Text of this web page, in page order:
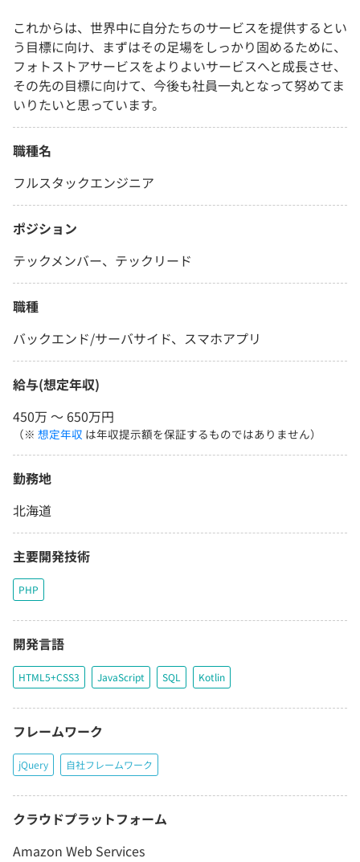
これからは、世界中に自分たちのサービスを提供するとい
う目標に向け、まずはその足場をしっかり固めるために、
フォトストアサービスをよりよいサービスへと成長させ、
その先の目標に向けて、今後も社員一丸となって努めてま
いりたいと思っています。
職種名
フルスタックエンジニア
ポジション
テックメンバー、テックリード
職種
バックエンド/サーバサイド、スマホアプリ
給与(想定年収)
450万 〜 650万円
（※ 想定年収 は年収提示額を保証するものではありません）
勤務地
北海道
主要開発技術
PHP
開発言語
HTML5+CSS3 JavaScript SQL Kotlin
フレームワーク
jQuery 自社フレームワーク
クラウドプラットフォーム
Amazon Web Services